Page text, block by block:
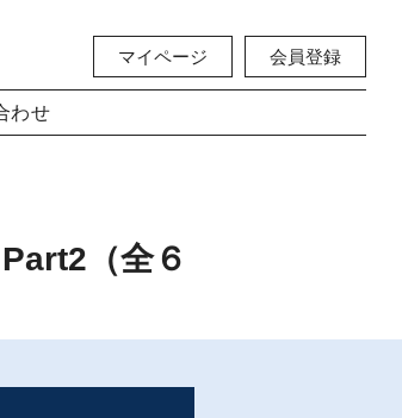
マイページ 会員登録
わせ
（全６